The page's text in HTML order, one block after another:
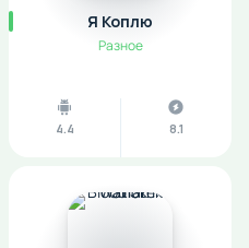
Я Коплю
Разное
4.4 8.1